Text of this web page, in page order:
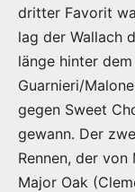
dritter Favorit
lag der Wallach
länge hinter
Guarnieri/
gegen Sweet
gewann. Der
Rennen, der
Major Oak